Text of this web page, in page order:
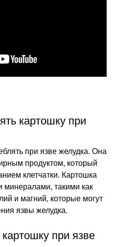
картошку при
при язве желудка. Она
продуктом, который
клетчатки. Картошка
минералами, такими как
и магний, которые могут
язвы желудка.
при язве